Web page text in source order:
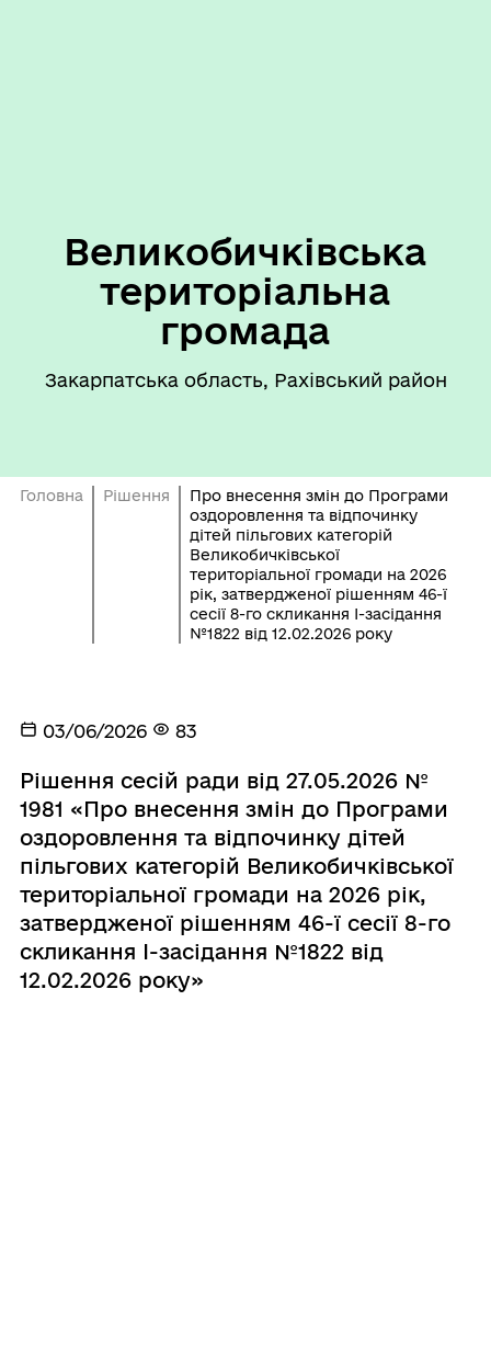
Великобичківська
територіальна
громада
Закарпатська область, Рахівський район
Головна Рішення
Про внесення змін до Програми
оздоровлення та відпочинку
дітей пільгових категорій
Великобичківської
територіальної громади на 2026
рік, затвердженої рішенням 46-ї
сесії 8-го скликання І-засідання
№1822 від 12.02.2026 року
03/06/2026 83
Рішення сесій ради від 27.05.2026 №
1981 «Про внесення змін до Програми
оздоровлення та відпочинку дітей
пільгових категорій Великобичківської
територіальної громади на 2026 рік,
затвердженої рішенням 46-ї сесії 8-го
скликання І-засідання №1822 від
12.02.2026 року»